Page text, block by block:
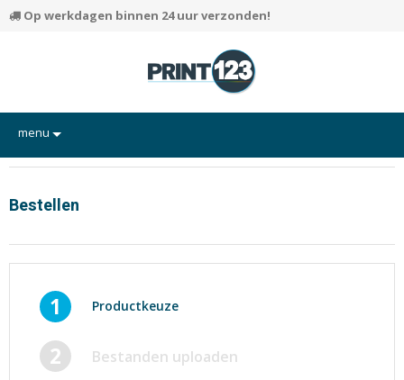
Op werkdagen binnen 24 uur verzonden!
menu
Flyers
Hand-outs/Losbladig
Posters
Rapporten/Verslagen
Certificaten/Diploma's
Visitekaartjes
Bestellen
1 Productkeuze
2 Bestanden uploaden